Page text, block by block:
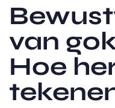
van
Hoe